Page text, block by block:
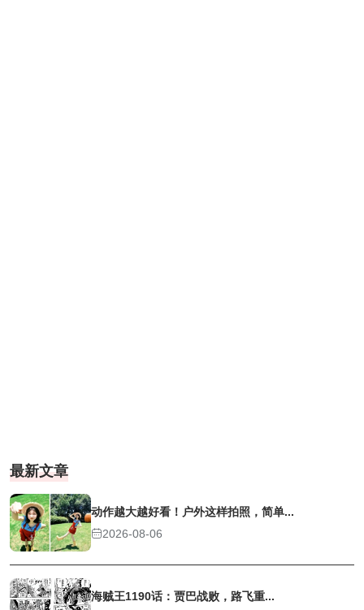
最新文章
动作越大越好看！户外这样拍照，简单...
2026-08-06
海贼王1190话：贾巴战败，路飞重...